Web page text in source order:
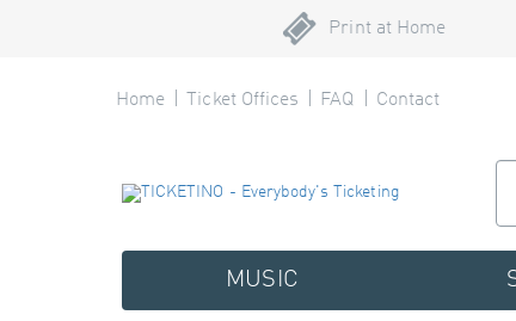
Print at Home
Home Ticket Offices FAQ Contact
MUSIC